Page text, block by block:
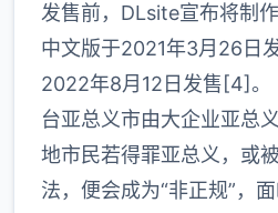
发售前，DLsite宣布将制
中文版于2021年3月26日
2022年8月12日发售[4]。
台亚总义市由大企业亚总
地市民若得罪亚总义，或
法，便会成为“非正规”，